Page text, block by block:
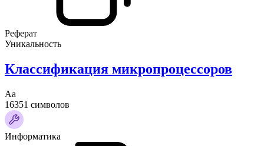
Реферат
Уникальность
Классификация микропроцессоров
Аа
16351 символов
Информатика